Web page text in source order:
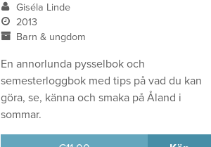
Giséla Linde
2013
Barn & ungdom
En annorlunda pysselbok och
semesterloggbok med tips på vad du kan
göra, se, känna och smaka på Åland i
sommar.